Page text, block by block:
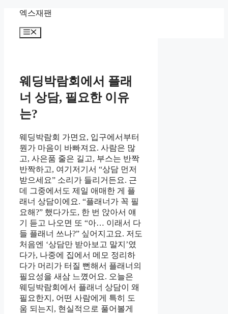
content
엑스재팬
Menu
웨딩박람회에서 플래
너 상담, 필요한 이유
는?
웨딩박람회 가면요, 입구에서부터
뭔가 마음이 바빠져요. 사람은 많
고, 사은품 줄은 길고, 부스는 반짝
반짝하고, 여기저기서 “상담 먼저
받으세요” 소리가 들리거든요. 근
데 그중에서도 제일 애매한 게 플
래너 상담이에요. “플래너가 꼭 필
요해?” 했다가도, 한 번 앉아서 얘
기 듣고 나오면 또 “아… 이래서 다
들 플래너 쓰나?” 싶어지고요. 저도
처음엔 ‘상담만 받아보고 말지’였
다가, 나중에 집에서 메모 정리하
다가 머리가 터질 뻔해서 플래너의
필요성을 새삼 느꼈어요. 오늘은
웨딩박람회에서 플래너 상담이 왜
필요한지, 어떤 사람에게 특히 도
움 되는지, 현실적으로 풀어볼게